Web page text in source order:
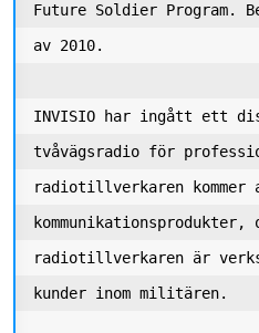
Future Soldier Program.
av 2010.
INVISIO har ingått ett
tvåvägsradio för
radiotillverkaren kommer
radiotillverkaren är
kunder inom militären.